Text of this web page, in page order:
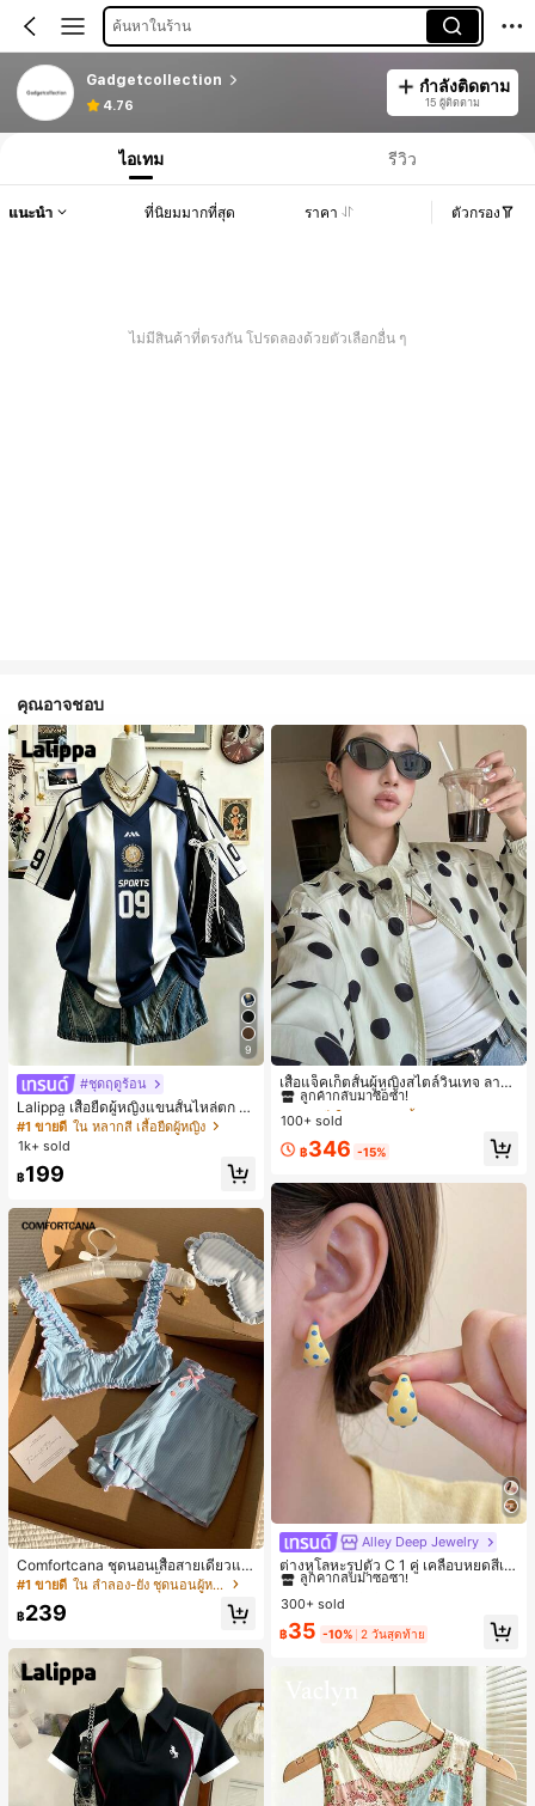
ค้นหาในร้าน
Gadgetcollection
4.76
กำลังติดตาม
15 ผู้ติดตาม
ไอเทม รีวิว
แนะนำ ที่นิยมมากที่สุด ราคา ตัวกรอง
ไม่มีสินค้าที่ตรงกัน โปรดลองด้วยตัวเลือกอื่น ๆ
คุณอาจชอบ
9
#ชุดฤดูร้อน
Lalippa เสื้อยืดผู้หญิงแขนสั้นไหล่ตก ค
อวีปกเสื้อ ลายพิมพ์ดิจิทัลลายทาง สไตล์
สปอร์ตแฟชั่นมินิมอล ของขวัญสำหรับเ
พื่อน
#1 ขายดี ใน หลากสี เสื้อยืดผู้หญิง
1k+ sold
฿199
Comfortcana ชุดนอนเสื้อสายเดี่ยวแต่
งระบายและกางเกงขาสั้นสำหรับผู้หญิง
#1 ขายดี ใน ลำลอง-ยัง ชุดนอนผู้หญิง
฿239
เสื้อแจ็คเก็ตสั้นผู้หญิงสไตล์วินเทจ ลายจุ
ดขนาดใหญ่ คอตั้ง เอวเข้ารูป แขนพอง
ทรงหลวม แฟชั่นอเนกประสงค์ สำหรับใ
#1 ขายดี
ใน กระเป๋า เสื้อคลุมลำลอง
ลูกค้ากลับมาซื้อซ้ำ!
#1 ขายดี ใน กระเป๋า เสื้อคลุมลำลอง
ลูกค้ากลับมาซื้อซ้ำ!
#1 ขายดี ใน กระเป๋า เสื้อคลุมลำลอง
ลูกค้ากลับมาซื้อซ้ำ!
#1 ขายดี ใน กระเป๋า เสื้อคลุมลำลอง
100+ sold
฿346 -15%
Alley Deep Jewelry
ต่างหูโลหะรูปตัว C 1 คู่ เคลือบหยดสีเห
ลือง ลายจุดสีน้ำเงิน สไตล์ยุโรปและอเม
ริกัน แฟชั่นส่วนตัว หวานและสง่างาม
สำหรับผู้หญิงและเด็กหญิง สำหรับการเ
ดินทาง งานแต่งงาน ปาร์ตี้ วันเกิด ของ
#1 ขายดี ใน โบโฮ ต่างหูผู้หญิง
ลูกค้ากลับมาซื้อซ้ำ!
เกือบหมดแล้ว!
#1 ขายดี ใน โบโฮ ต่างหูผู้หญิง
ลูกค้ากลับมาซื้อซ้ำ!
เกือบหมดแล้ว!
#1 ขายดี ใน โบโฮ ต่างหูผู้หญิง
ลูกค้ากลับมาซื้อซ้ำ!
เกือบหมดแล้ว!
#1 ขายดี ใน โบโฮ ต่างหูผู้หญิง
300+ sold
฿35 -10% 2 วันสุดท้าย